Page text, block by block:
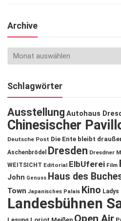
Archive
Schlagwörter
Ausstellung Autohaus
Chinesischer
Deutsche Post Die Ente bleibt
Aschenbrödel
Dresden Dresdner
WEITSICHT Editorial ElbUferei Film
John Genuss Haus des
Town Japanisches Palais Kino
Landesbühnen
Open Air